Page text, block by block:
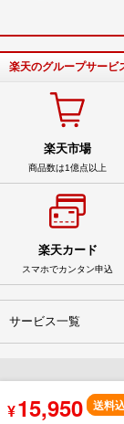
¥15,950 送料
楽天のグループサービ
楽天市場
商品数は1億点以上
楽天カード
スマホでカンタン申込
サービス一覧